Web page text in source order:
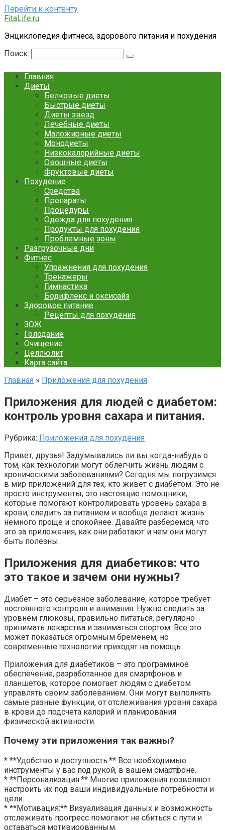
Перейти к контенту
FitaLife.ru
Энциклопедия фитнеса, здорового питания и похудения
Поиск:
Главная
Диеты
Белковые диеты
Быстрые диеты
Диеты звезд
Лечебные диеты
Маложирные диеты
Монодиеты
Низкокалорийные диеты
Овощные диеты
Фруктовые диеты
Похудение
Средства
Препараты
Процедуры
Одежда для похудения
Продукты для похудения
Проблемные зоны
Разгрузочные дни
Фитнес
Упражнения для похудения
Тренажеры
Гимнастика
Бодифлекс и оксисайз
Здоровое питание
Рецепты для похудения
ЗОЖ
Голодание
Очищение
Целлюлит
Карта сайта
Главная » Приложения для похудения
Приложения для людей с диабетом:
контроль уровня сахара и питания.
Рубрика: Приложения для похудения
Привет, друзья! Задумывались ли вы когда-нибудь о
том, как технологии могут облегчить жизнь людям с
хроническими заболеваниями? Сегодня мы погрузимся
в мир приложений для тех, кто живет с диабетом. Это не
просто инструменты, это настоящие помощники,
которые помогают контролировать уровень сахара в
крови, следить за питанием и вообще делают жизнь
немного проще и спокойнее. Давайте разберемся, что
это за приложения, как они работают и чем они могут
быть полезны.
Приложения для диабетиков: что
это такое и зачем они нужны?
Диабет – это серьезное заболевание, которое требует
постоянного контроля и внимания. Нужно следить за
уровнем глюкозы, правильно питаться, регулярно
принимать лекарства и заниматься спортом. Все это
может показаться огромным бременем, но
современные технологии приходят на помощь.
Приложения для диабетиков – это программное
обеспечение, разработанное для смартфонов и
планшетов, которое помогает людям с диабетом
управлять своим заболеванием. Они могут выполнять
самые разные функции, от отслеживания уровня сахара
в крови до подсчета калорий и планирования
физической активности.
Почему эти приложения так важны?
* **Удобство и доступность:** Все необходимые
инструменты у вас под рукой, в вашем смартфоне.
* **Персонализация:** Многие приложения позволяют
настроить их под ваши индивидуальные потребности и
цели.
* **Мотивация:** Визуализация данных и возможность
отслеживать прогресс помогают не сбиться с пути и
оставаться мотивированным.